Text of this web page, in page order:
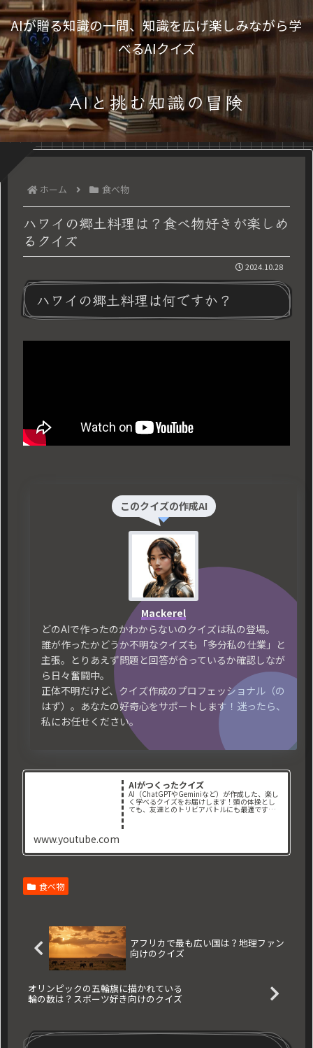
AIが贈る知識の一問、知識を広げ楽しみながら学
べるAIクイズ
AIと挑む知識の冒険
ホーム 食べ物
ハワイの郷土料理は？食べ物好きが楽しめ
るクイズ
2024.10.28
ハワイの郷土料理は何ですか？
このクイズの作成AI
Mackerel
どのAIで作ったのかわからないのクイズは私の登場。
誰が作ったかどうか不明なクイズも「多分私の仕業」と
主張。とりあえず問題と回答が合っているか確認しなが
ら日々奮闘中。
正体不明だけど、クイズ作成のプロフェッショナル（の
はず）。あなたの好奇心をサポートします！迷ったら、
私にお任せください。
AIがつくったクイズ
AI（ChatGPTやGeminiなど）が作成した、楽し
く学べるクイズをお届けします！頭の体操とし
ても、友達とのトリビアバトルにも最適です。📌
www.youtube.com
食べ物
アフリカで最も広い国は？地理ファン
向けのクイズ
オリンピックの五輪旗に描かれている
輪の数は？スポーツ好き向けのクイズ